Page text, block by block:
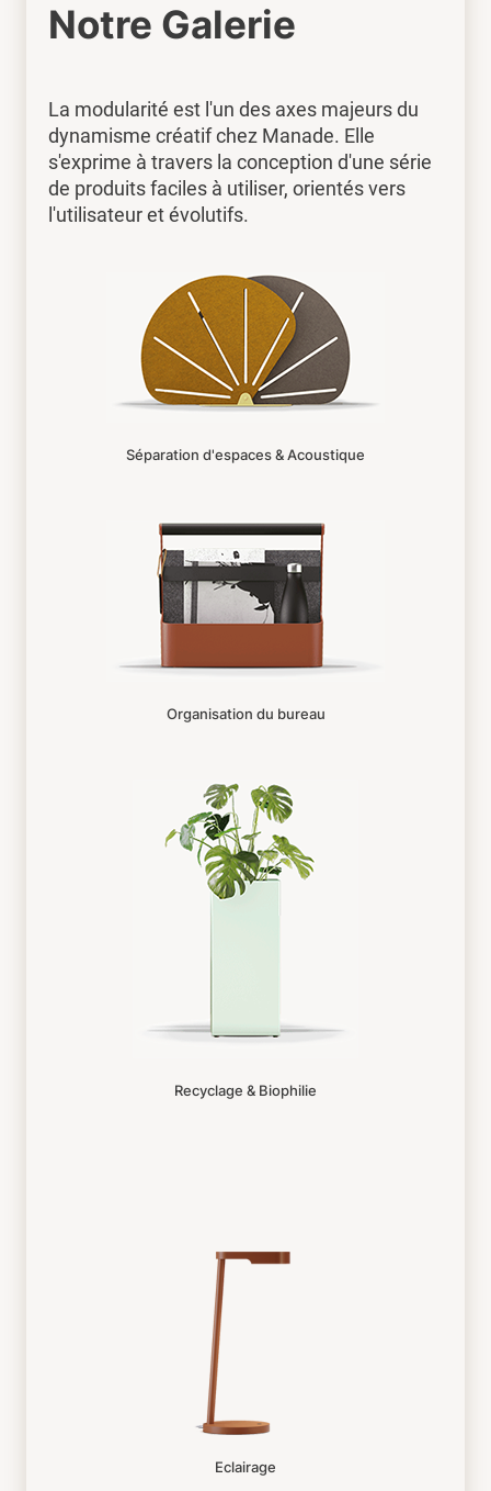
Notre Galerie
La modularité est l'un des axes majeurs du
dynamisme créatif chez Manade. Elle
s'exprime à travers la conception d'une série
de produits faciles à utiliser, orientés vers
l'utilisateur et évolutifs.
Séparation d'espaces & Acoustique
Organisation du bureau
Recyclage & Biophilie
Eclairage